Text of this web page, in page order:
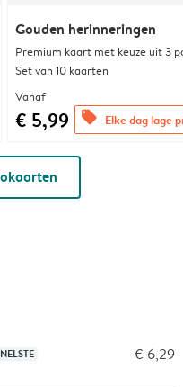
Gouden herinneringen
Premium kaart met keuze uit 3
Set van 10 kaarten
Vanaf
€ 5,99 offers Elke dag lage
€ 6,29